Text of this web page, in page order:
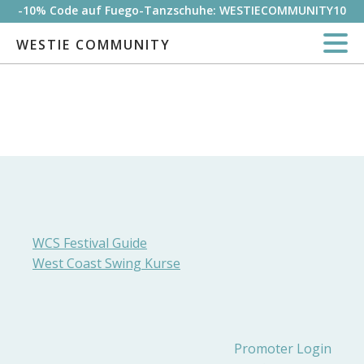
-10% Code auf Fuego-Tanzschuhe: WESTIECOMMUNITY10
WESTIE COMMUNITY
WCS Festival Guide
West Coast Swing Kurse
Promoter Login